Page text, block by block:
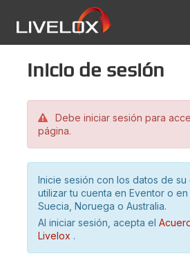
Inicio de sesión
Debe iniciar sesión para
página.
Inicie sesión con los datos de su
utilizar tu cuenta en Eventor o
Suecia, Noruega o Australia.
Al iniciar sesión, acepta el
Livelox .